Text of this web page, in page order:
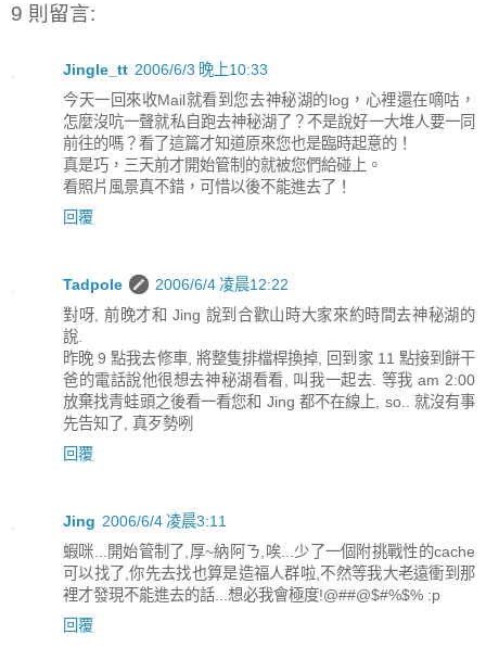
9 則留言:
Jingle_tt 2006/6/3 晚上10:33
今天一回來收Mail就看到您去神秘湖的log，心裡還在嘀咕，
怎麼沒吭一聲就私自跑去神秘湖了？不是說好一大堆人要一同
前往的嗎？看了這篇才知道原來您也是臨時起意的！
真是巧，三天前才開始管制的就被您們給碰上。
看照片風景真不錯，可惜以後不能進去了！
回覆
Tadpole
2006/6/4 凌晨12:22
對呀, 前晚才和 Jing 說到合歡山時大家來約時間去神秘湖的
說.
昨晚 9 點我去修車, 將整隻排檔桿換掉, 回到家 11 點接到餅干
爸的電話說他很想去神秘湖看看, 叫我一起去. 等我 am 2:00
放棄找青蛙頭之後看一看您和 Jing 都不在線上, so.. 就沒有事
先告知了, 真歹勢咧
回覆
Jing 2006/6/4 凌晨3:11
蝦咪...開始管制了,厚~納阿ㄋ,唉...少了一個附挑戰性的cache
可以找了,你先去找也算是造福人群啦,不然等我大老遠衝到那
裡才發現不能進去的話...想必我會極度!@##@$#%$% :p
回覆